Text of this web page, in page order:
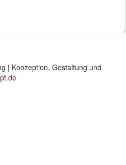
| Konzeption, Gestaltung und